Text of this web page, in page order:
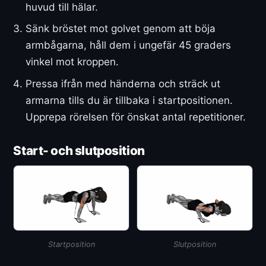
huvud till hälar.
Sänk bröstet mot golvet genom att böja
armbågarna, håll dem i ungefär 45 graders
vinkel mot kroppen.
Pressa ifrån med händerna och sträck ut
armarna tills du är tillbaka i startpositionen.
Upprepa rörelsen för önskat antal repetitioner.
Start- och slutposition
Startposition Slutposition